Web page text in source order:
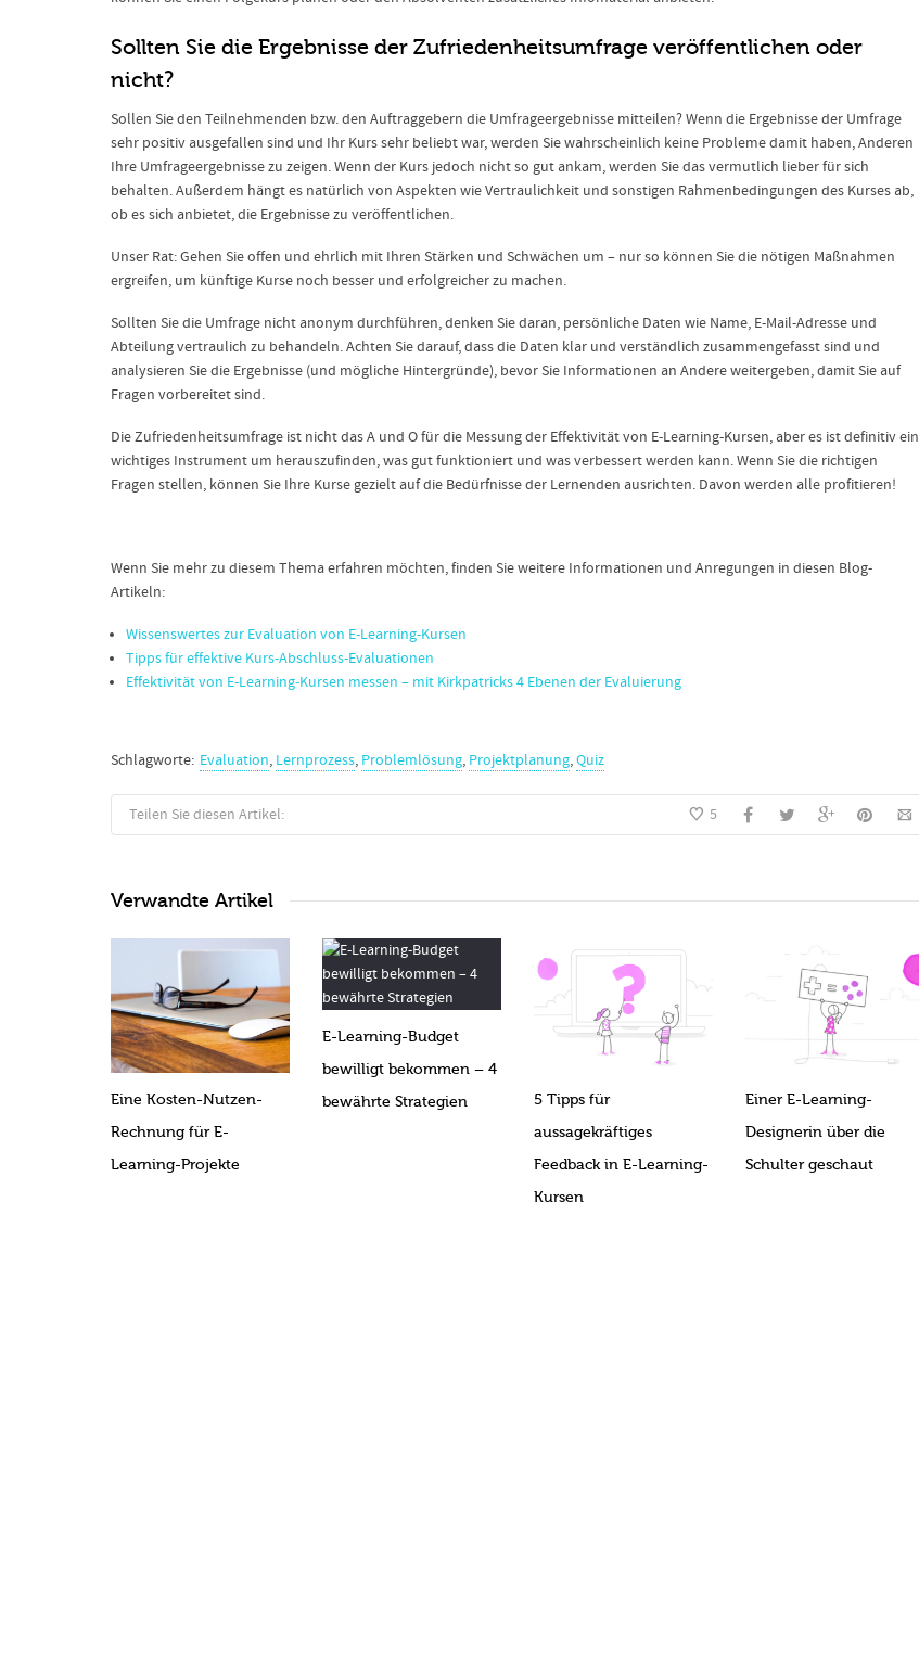
Sollten Sie die Ergebnisse der Zufriedenheitsumfrage veröffentlichen oder
nicht?
Sollen Sie den Teilnehmenden bzw. den Auftraggebern die Umfrageergebnisse mitteilen? Wenn die Ergebnisse der Umfrage
sehr positiv ausgefallen sind und Ihr Kurs sehr beliebt war, werden Sie wahrscheinlich keine Probleme damit haben, Anderen
Ihre Umfrageergebnisse zu zeigen. Wenn der Kurs jedoch nicht so gut ankam, werden Sie das vermutlich lieber für sich
behalten. Außerdem hängt es natürlich von Aspekten wie Vertraulichkeit und sonstigen Rahmenbedingungen des Kurses ab,
ob es sich anbietet, die Ergebnisse zu veröffentlichen.
Unser Rat: Gehen Sie offen und ehrlich mit Ihren Stärken und Schwächen um – nur so können Sie die nötigen Maßnahmen
ergreifen, um künftige Kurse noch besser und erfolgreicher zu machen.
Sollten Sie die Umfrage nicht anonym durchführen, denken Sie daran, persönliche Daten wie Name, E-Mail-Adresse und
Abteilung vertraulich zu behandeln. Achten Sie darauf, dass die Daten klar und verständlich zusammengefasst sind und
analysieren Sie die Ergebnisse (und mögliche Hintergründe), bevor Sie Informationen an Andere weitergeben, damit Sie auf
Fragen vorbereitet sind.
Die Zufriedenheitsumfrage ist nicht das A und O für die Messung der Effektivität von E-Learning-Kursen, aber es ist definitiv ein
wichtiges Instrument um herauszufinden, was gut funktioniert und was verbessert werden kann. Wenn Sie die richtigen
Fragen stellen, können Sie Ihre Kurse gezielt auf die Bedürfnisse der Lernenden ausrichten. Davon werden alle profitieren!
Wenn Sie mehr zu diesem Thema erfahren möchten, finden Sie weitere Informationen und Anregungen in diesen Blog-
Artikeln:
Wissenswertes zur Evaluation von E-Learning-Kursen
Tipps für effektive Kurs-Abschluss-Evaluationen
Effektivität von E-Learning-Kursen messen – mit Kirkpatricks 4 Ebenen der Evaluierung
Schlagworte: Evaluation, Lernprozess, Problemlösung, Projektplanung,Quiz
Teilen Sie diesen Artikel: 5
Verwandte Artikel
Eine Kosten-Nutzen-
Rechnung für E-
Learning-Projekte
E-Learning-Budget
bewilligt bekommen – 4
bewährte Strategien
5 Tipps für
aussagekräftiges
Feedback in E-Learning-
Kursen
Einer E-Learning-
Designerin über die
Schulter geschaut